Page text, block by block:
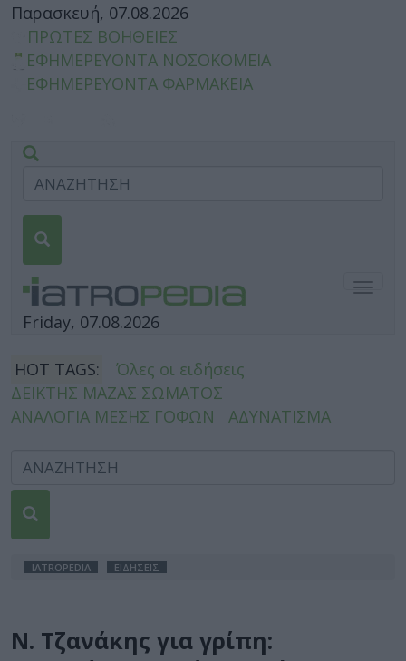
Παρασκευή, 07.08.2026
ΠΡΩΤΕΣ ΒΟΗΘΕΙΕΣ
ΕΦΗΜΕΡΕΥΟΝΤΑ ΝΟΣΟΚΟΜΕΙΑ
ΕΦΗΜΕΡΕΥΟΝΤΑ ΦΑΡΜΑΚΕΙΑ
Friday, 07.08.2026
HOT TAGS:
Όλες οι ειδήσεις
ΔΕΙΚΤΗΣ ΜΑΖΑΣ ΣΩΜΑΤΟΣ
ΑΝΑΛΟΓΙΑ ΜΕΣΗΣ ΓΟΦΩΝ
ΑΔΥΝΑΤΙΣΜΑ
IATROPEDIA ΕΙΔΗΣΕΙΣ
Ν. Τζανάκης για γρίπη: